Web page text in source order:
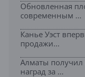
Обновленная
современным ...
Канье Уэст
продажи...
Алматы
наград за ...